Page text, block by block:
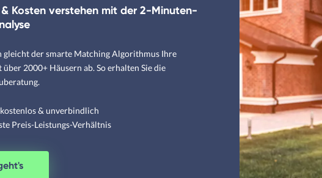
Vergleichspreis für die
Kosten verstehen mit der 2-Minuten-
gleicht der smarte Matching Algorithmus Ihre
2000+ Häusern ab. So erhalten Sie die
& unverbindlich
Preis-Leistungs-Verhältnis